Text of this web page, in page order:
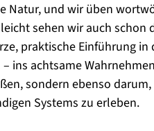
Natur, und wir üben
sehen wir auch schon
praktische Einführung
ins achtsame
sondern ebenso
Systems zu erleben.